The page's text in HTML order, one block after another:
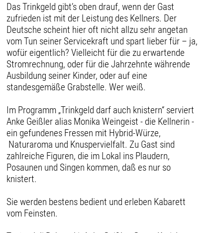
Das Trinkgeld gibt’s oben drauf, wenn der Gast
zufrieden ist mit der Leistung des Kellners. Der
Deutsche scheint hier oft nicht allzu sehr angetan
vom Tun seiner Servicekraft und spart lieber für – ja,
wofür eigentlich? Vielleicht für die zu erwartende
Stromrechnung, oder für die Jahrzehnte währende
Ausbildung seiner Kinder, oder auf eine
standesgemäße Grabstelle. Wer weiß.
Im Programm „Trinkgeld darf auch knistern“ serviert
Anke Geißler alias Monika Weingeist - die Kellnerin -
ein gefundenes Fressen mit Hybrid-Würze,
Naturaroma und Knuspervielfalt. Zu Gast sind
zahlreiche Figuren, die im Lokal ins Plaudern,
Posaunen und Singen kommen, daß es nur so
knistert.
Sie werden bestens bedient und erleben Kabarett
vom Feinsten.